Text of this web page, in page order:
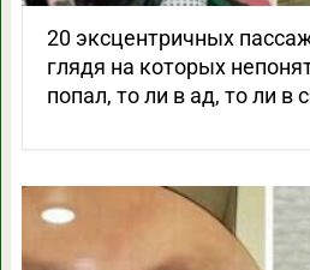
20 эксцентричных
глядя на которых
попал, то ли в ад, то ли в